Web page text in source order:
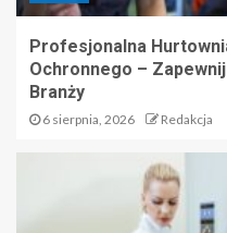
Profesjonalna
Ochronnego –
Branży
6 sierpnia, 2026 Redakcja